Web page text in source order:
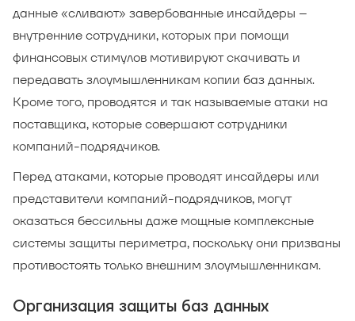
данные «сливают» завербованные инсайдеры –
внутренние сотрудники, которых при помощи
финансовых стимулов мотивируют скачивать и
передавать злоумышленникам копии баз данных.
Кроме того, проводятся и так называемые атаки на
поставщика, которые совершают сотрудники
компаний-подрядчиков.
Перед атаками, которые проводят инсайдеры или
представители компаний-подрядчиков, могут
оказаться бессильны даже мощные комплексные
системы защиты периметра, поскольку они призваны
противостоять только внешним злоумышленникам.
Организация защиты баз данных